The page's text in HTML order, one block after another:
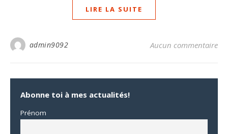
LIRE LA SUITE
admin9092 Aucun commentaire
Abonne toi à mes actualités!
Prénom